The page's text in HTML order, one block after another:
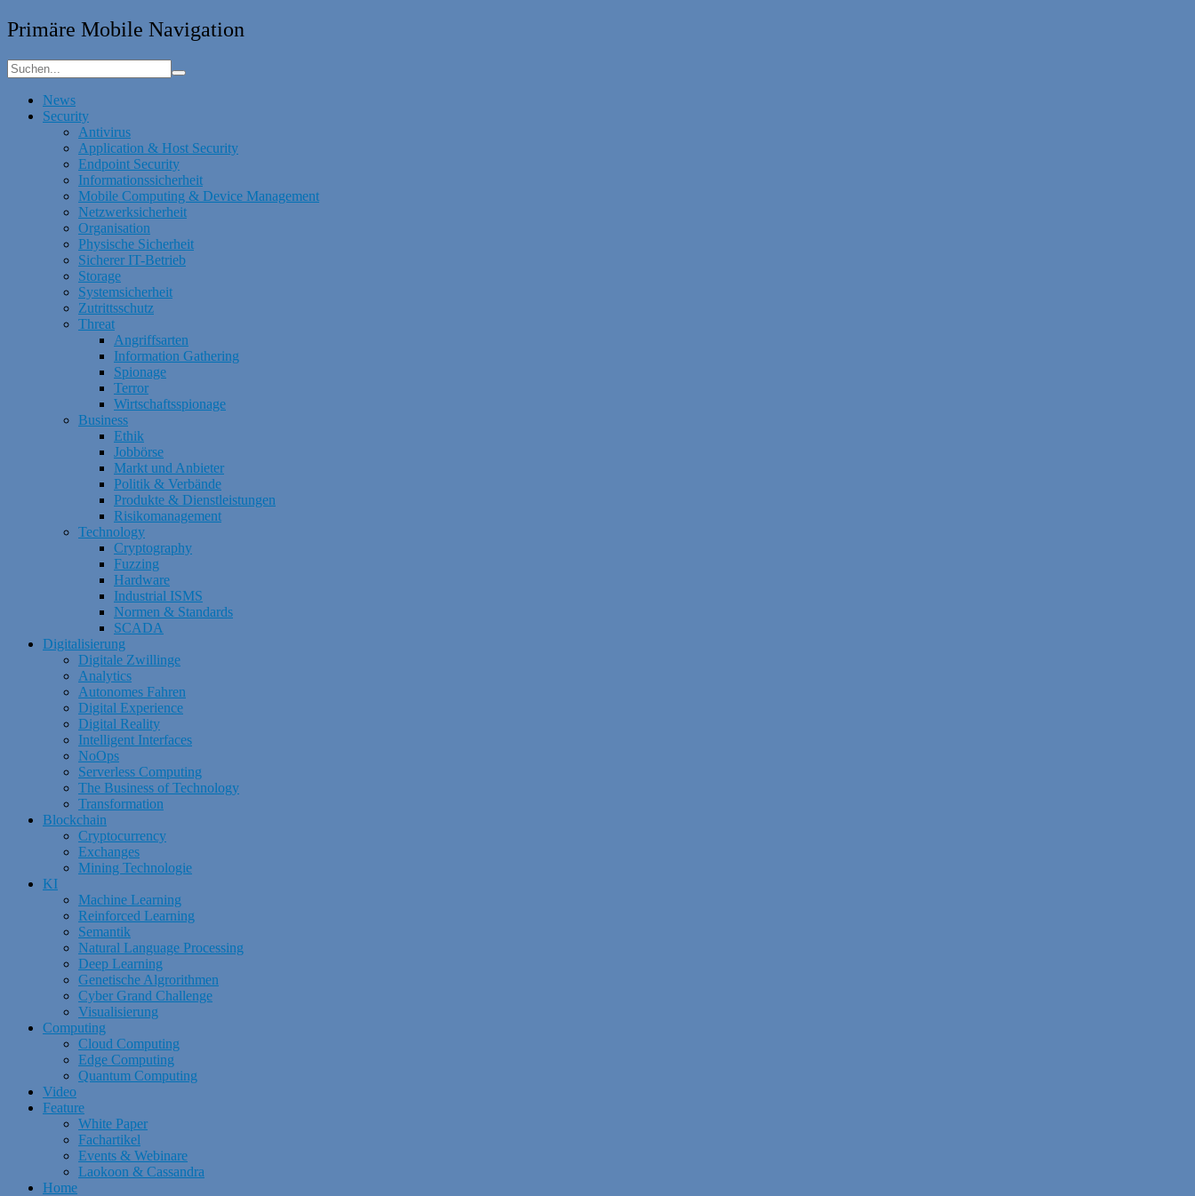
Primäre Mobile Navigation
News
Security
Antivirus
Application & Host Security
Endpoint Security
Informationssicherheit
Mobile Computing & Device Management
Netzwerksicherheit
Organisation
Physische Sicherheit
Sicherer IT-Betrieb
Storage
Systemsicherheit
Zutrittsschutz
Threat
Angriffsarten
Information Gathering
Spionage
Terror
Wirtschaftsspionage
Business
Ethik
Jobbörse
Markt und Anbieter
Politik & Verbände
Produkte & Dienstleistungen
Risikomanagement
Technology
Cryptography
Fuzzing
Hardware
Industrial ISMS
Normen & Standards
SCADA
Digitalisierung
Digitale Zwillinge
Analytics
Autonomes Fahren
Digital Experience
Digital Reality
Intelligent Interfaces
NoOps
Serverless Computing
The Business of Technology
Transformation
Blockchain
Cryptocurrency
Exchanges
Mining Technologie
KI
Machine Learning
Reinforced Learning
Semantik
Natural Language Processing
Deep Learning
Genetische Algrorithmen
Cyber Grand Challenge
Visualisierung
Computing
Cloud Computing
Edge Computing
Quantum Computing
Video
Feature
White Paper
Fachartikel
Events & Webinare
Laokoon & Cassandra
Home